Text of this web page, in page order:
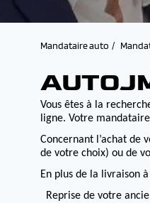
Mandataire auto
Vous êtes à la
ligne. Votre
Concernant l’achat de
de votre choix) ou de
En plus de la livraison
Reprise de votre